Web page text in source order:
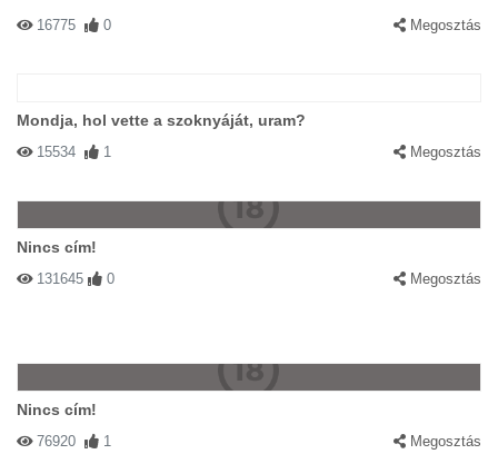
16775 0 Megosztás
Mondja, hol vette a szoknyáját, uram?
15534 1 Megosztás
Nincs cím!
131645 0 Megosztás
Nincs cím!
76920 1 Megosztás